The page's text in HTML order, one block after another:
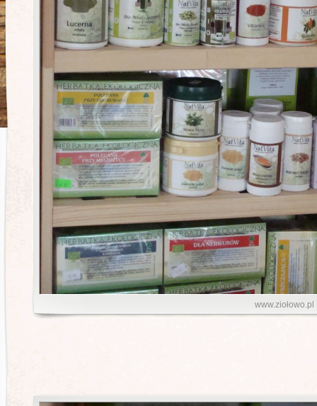
www.ziołowo.pl